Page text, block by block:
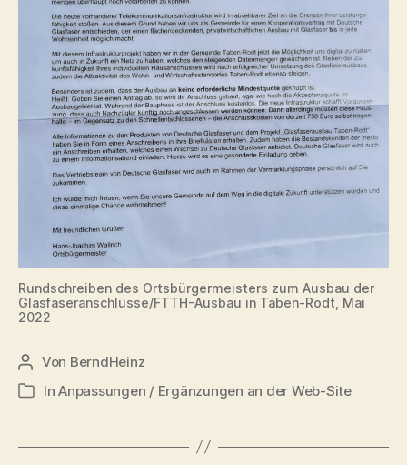
Rundschreiben des Ortsbürgermeisters zum Ausbau der
Glasfaseranschlüsse/FTTH-Ausbau in Taben-Rodt, Mai
2022
Beitragsautor
Von BerndHeinz
Kategorien
InAnpassungen / Ergänzungen an der Web-Site